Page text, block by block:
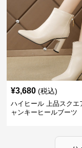
¥3,680 (税込)
ハイヒール 上品スクエ
ャンキーヒールブーツ